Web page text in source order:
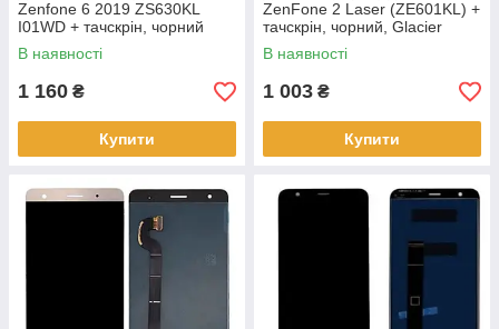
Zenfone 6 2019 ZS630KL
I01WD + тачскрін, чорний
оригінал
В наявності
1 160 ₴
Купити
ZenFone 2 Laser (ZE601KL) +
тачскрін, чорний, Glacier
Gray, з передньою панеллю
В наявності
1 003 ₴
Купити